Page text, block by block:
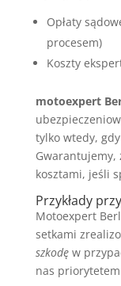
Opłaty
procesem)
Koszty
motoexpert
tylko wtedy,
Gwarantujemy,
kosztami, jeśli
Przykłady
Motoexpert
setkami
szkodęw
nas